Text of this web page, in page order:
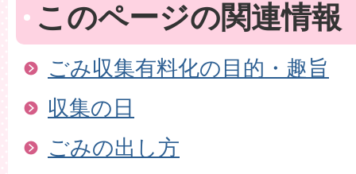
このページの関連情報
ごみ収集有料化の目的・趣旨
収集の日
ごみの出し方